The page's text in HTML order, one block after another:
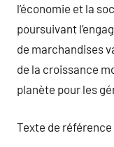
l’économie et la
poursuivant
de marchandises
de la croissance
planète pour les
Texte de référence